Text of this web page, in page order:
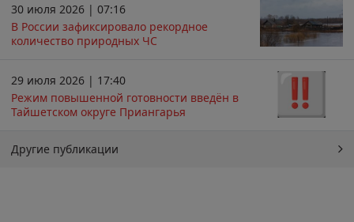
30 июля 2026 | 07:16
В России зафиксировало рекордное
количество природных ЧС
29 июля 2026 | 17:40
Режим повышенной готовности введён в
Тайшетском округе Приангарья
Другие публикации